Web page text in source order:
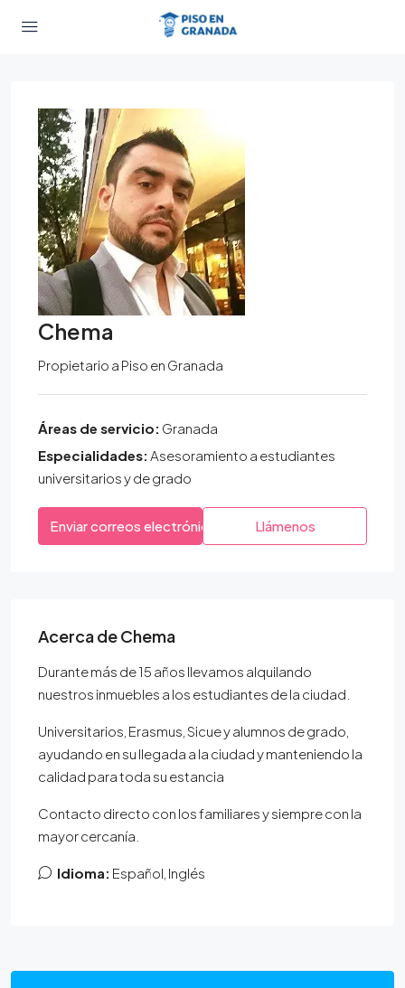
Chema
Propietario a Piso en Granada
Áreas de servicio: Granada
Especialidades: Asesoramiento a estudiantes
universitarios y de grado
Enviar correos electrónicos Llámenos
Acerca de Chema
Durante más de 15 años llevamos alquilando
nuestros inmuebles a los estudiantes de la ciudad.
Universitarios, Erasmus, Sicue y alumnos de grado,
ayudando en su llegada a la ciudad y manteniendo la
calidad para toda su estancia
Contacto directo con los familiares y siempre con la
mayor cercanía.
Idioma: Español, Inglés